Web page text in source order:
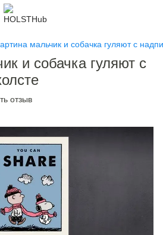
мальчик и собачка гуляют с
и собачка гуляют с
отзыв